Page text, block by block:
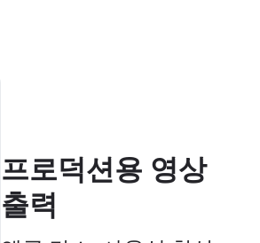
프로덕션용 영상
출력